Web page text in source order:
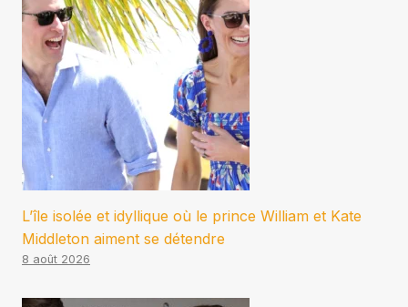
L’île isolée et idyllique où le prince William et Kate
Middleton aiment se détendre
8 août 2026